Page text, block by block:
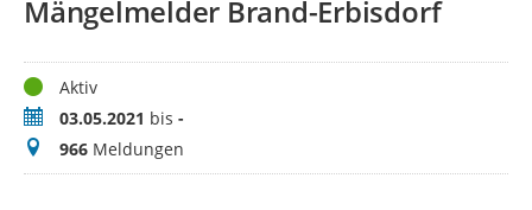
Mängelmelder Brand-Erbisdorf
StatusAktiv
Zeitraum03.05.2021 bis -
Meldungen
966 Meldungen